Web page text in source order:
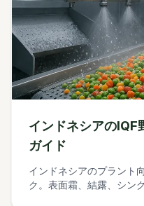
インドネシアの
ガイド
インドネシアのプラント
ク。表面霜、結露、シン